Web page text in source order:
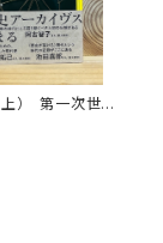
上） 第一次世界
のエヴェレスト